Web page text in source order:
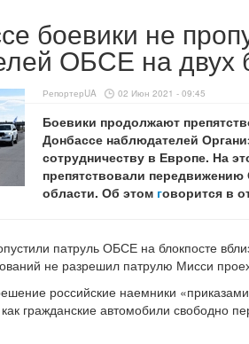
боевики не
ОБСЕ на двух
РепортерUA 02 Июн 2021 - 09:45
Боевики продолжают
Донбассе наблюдателей
сотрудничеству в Европе. На
препятствовали
области. Об этом говорится в
патруль ОБСЕ на блокпосте
не разрешил патрулю Мисси
российские наемники
гражданские автомобили свободно